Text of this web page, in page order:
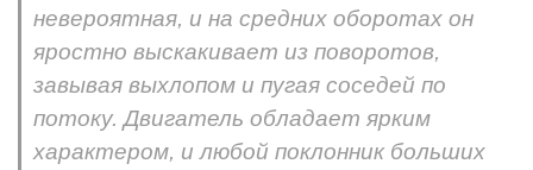
невероятная, и на средних оборотах он
яростно выскакивает из поворотов,
завывая выхлопом и пугая соседей по
потоку. Двигатель обладает ярким
характером, и любой поклонник больших